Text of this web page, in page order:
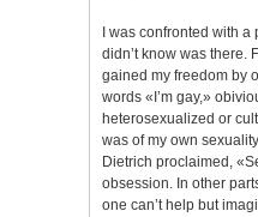
I was confronted with a
didn’t know was there.
gained my freedom by
words «I’m gay,»
heterosexualized or
was of my own
Dietrich proclaimed,
obsession. In other
one can’t help but